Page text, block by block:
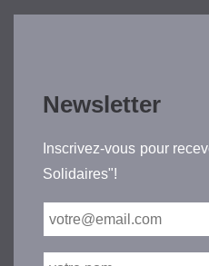
Newsletter
Inscrivez-vous pour
Solidaires"!